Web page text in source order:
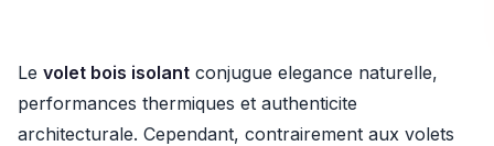
Le volet bois isolant conjugue elegance naturelle,
performances thermiques et authenticite
architecturale. Cependant, contrairement aux volets